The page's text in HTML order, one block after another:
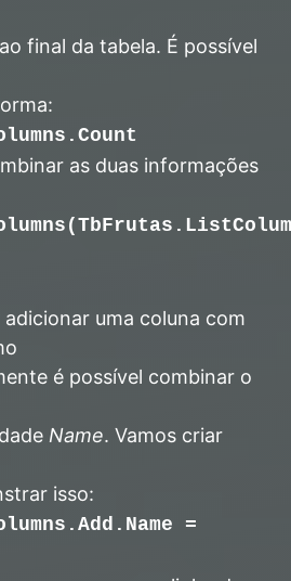
final da tabela. É possível
as duas informações
uma coluna com
é possível combinar o
Name. Vamos criar
isso:
=